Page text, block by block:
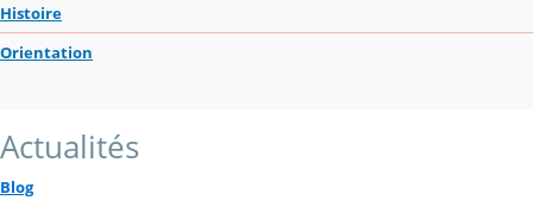
Histoire
Orientation
Actualités
Blog